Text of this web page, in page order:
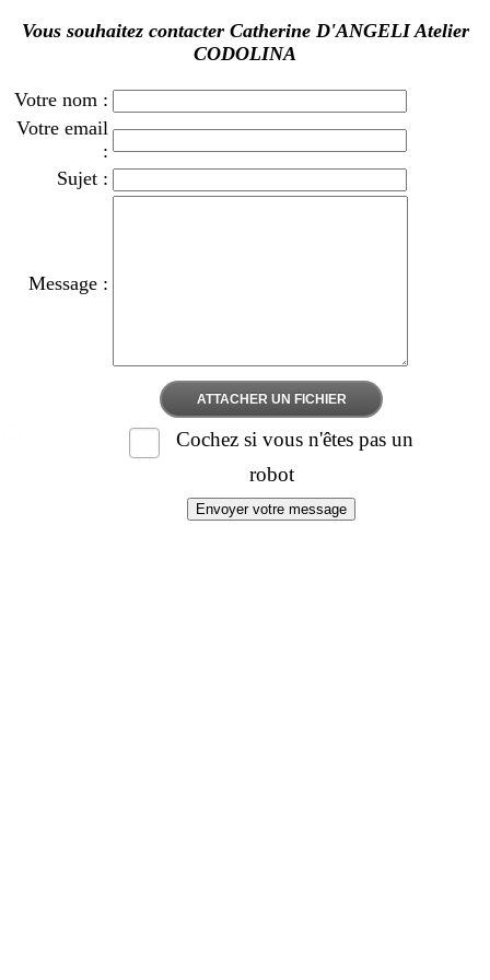
Vous souhaitez contacter Catherine D'ANGELI Atelier
CODOLINA
Votre nom :
Votre email
:
Sujet :
Message :
ATTACHER UN FICHIER
Cochez si vous n'êtes pas un
robot